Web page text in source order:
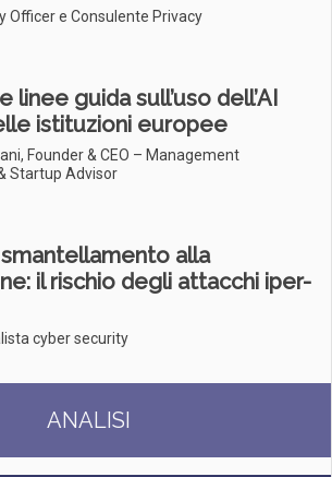
Officer e Consulente Privacy
linee guida sull’uso dell’AI
istituzioni europee
Founder & CEO – Management
Startup Advisor
alla
il rischio degli attacchi iper-
cyber security
ANALISI